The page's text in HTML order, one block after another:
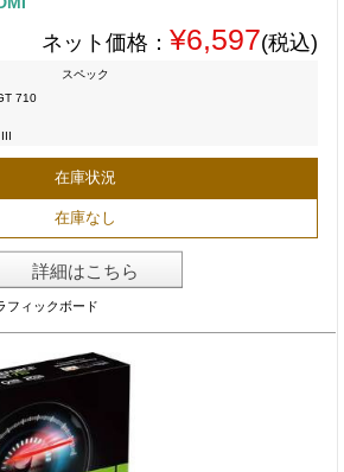
ネット価格： ¥6,597(税込)
スペック
710
在庫状況
在庫なし
詳細はこちら
フィックボード